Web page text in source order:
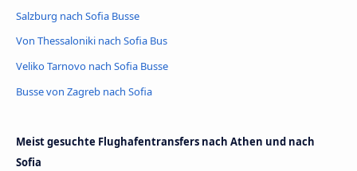
Salzburg nach Sofia Busse
Von Thessaloniki nach Sofia Bus
Veliko Tarnovo nach Sofia Busse
Busse von Zagreb nach Sofia
Meist gesuchte Flughafentransfers nach Athen und nach
Sofia